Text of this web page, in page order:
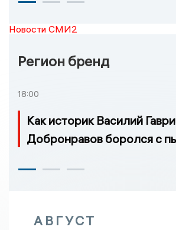
Новости СМИ2
Регион бренд
18:00
Как историк Василий
Добронравов боролся с
АВГУСТ